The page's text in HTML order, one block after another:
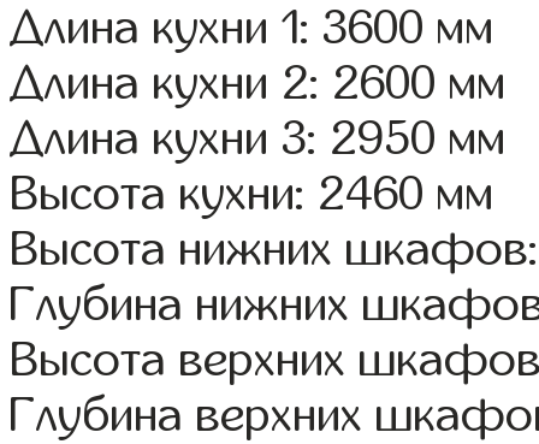
Длина кухни 1: 3600 мм
Длина кухни 2: 2600 мм
Длина кухни 3: 2950 мм
Высота кухни: 2460 мм
Высота нижних
Глубина нижних
Высота верхних
Глубина верхних